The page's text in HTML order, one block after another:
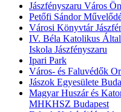
Jászfényszaru Város
Petőfi Sándor
Városi Könyvtár
IV. Béla Katolikus
Iskola Jászfényszaru
Ipari Park
Város- és Faluvédők
Jászok Egyesülete
Magyar Huszár és
MHKHSZ Budapest